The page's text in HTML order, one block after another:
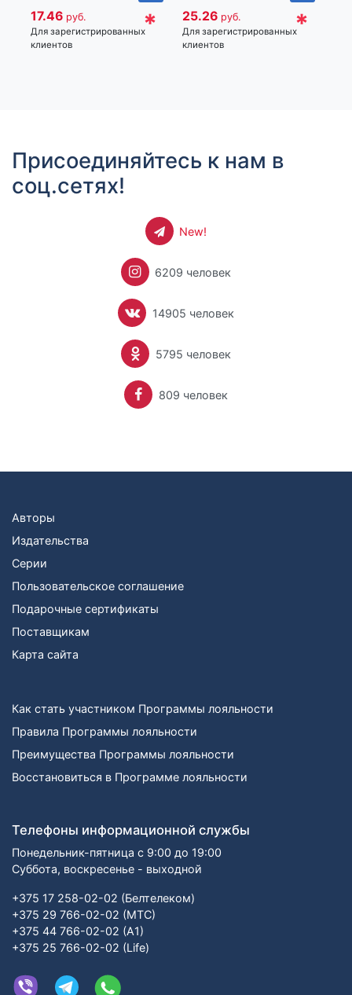
URAL LAB
17.46 руб.
Для зарегистрированных
клиентов
* 25.26 руб.
Для зарегистрированных
клиентов
*
Присоединяйтесь к нам в
соц.сетях!
New!
6209 человек
14905 человек
5795 человек
809 человек
Авторы
Издательства
Серии
Пользовательское соглашение
Подарочные сертификаты
Поставщикам
Карта сайта
Как стать участником Программы лояльности
Правила Программы лояльности
Преимущества Программы лояльности
Восстановиться в Программе лояльности
Телефоны информационной службы
Понедельник-пятница с 9:00 до 19:00
Суббота, воскресенье - выходной
+375 17 258-02-02 (Белтелеком)
+375 29 766-02-02 (МТС)
+375 44 766-02-02 (А1)
+375 25 766-02-02 (Life)